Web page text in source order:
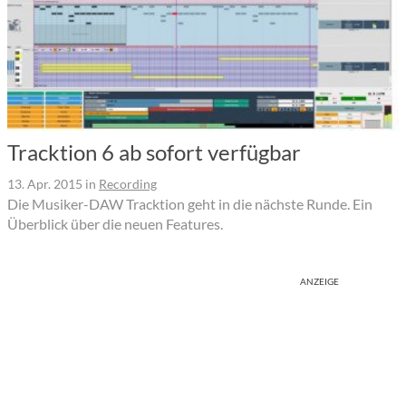
Tracktion 6 ab sofort verfügbar
13. Apr. 2015 in Recording
Die Musiker-DAW Tracktion geht in die nächste Runde. Ein
Überblick über die neuen Features.
ANZEIGE